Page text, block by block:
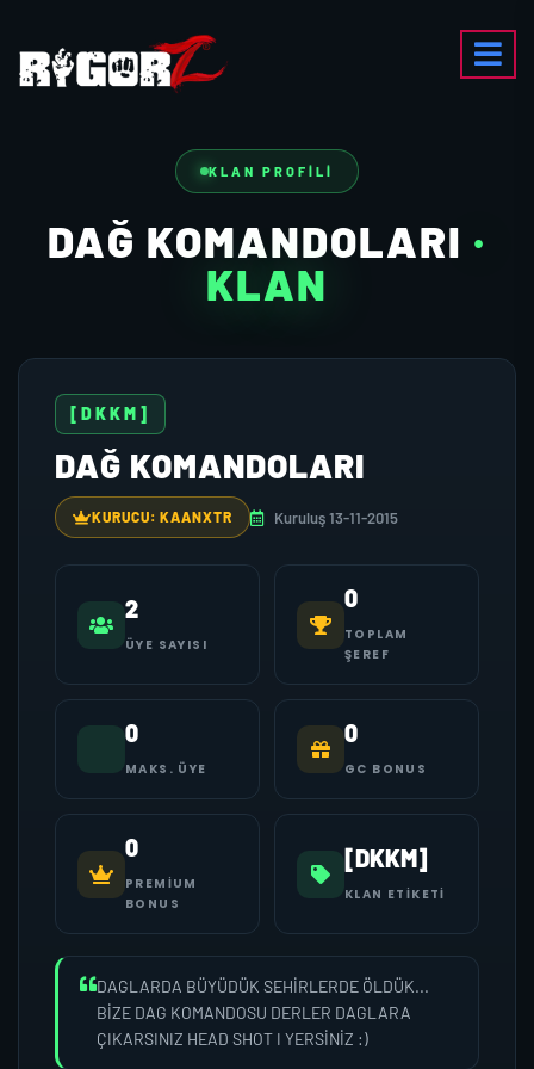
KLAN PROFILI
DAĞ KOMANDOLARI ·
KLAN
[DKKM]
DAĞ KOMANDOLARI
KURUCU: KAANXTR Kuruluş 13-11-2015
2
ÜYE SAYISI
0
TOPLAM
ŞEREF
0
MAKS. ÜYE
0
GC BONUS
0
PREMIUM
BONUS
[DKKM]
KLAN ETIKETI
DAGLARDA BÜYÜDÜK SEHİRLERDE ÖLDÜK...
BİZE DAG KOMANDOSU DERLER DAGLARA
ÇIKARSINIZ HEAD SHOT I YERSİNİZ :)